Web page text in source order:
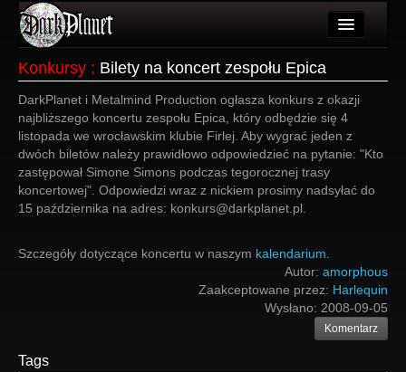
Wydarzenia
Galeria
Forum
Konkursy : Bilety na koncert zespołu Epica
DarkPlanet i Metalmind Production ogłasza konkurs z okazji
najbliższego koncertu zespołu Epica, który odbędzie się 4
listopada we wrocławskim klubie Firlej. Aby wygrać jeden z
dwóch biletów należy prawidłowo odpowiedzieć na pytanie: "Kto
zastępował Simone Simons podczas tegorocznej trasy
koncertowej". Odpowiedzi wraz z nickiem prosimy nadsyłać do
15 października na adres: konkurs@darkplanet.pl.
Szczegóły dotyczące koncertu w naszym kalendarium
Autor: amorphous
Zaakceptowane przez: Harlequin
Wysłano: 2008-09-05
Komentarz
Tags